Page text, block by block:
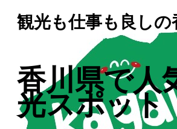
観光も仕事も良しの
香川県で人
光スポット